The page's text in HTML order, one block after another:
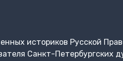
историков Русской
Санкт-Петербургских